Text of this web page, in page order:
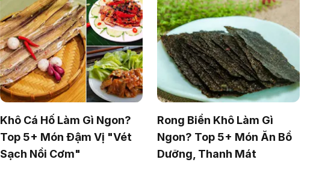
Khô Cá Hố Làm Gì Ngon?
Top 5+ Món Đậm Vị "Vét
Sạch Nồi Cơm"
Rong Biển Khô Làm Gì
Ngon? Top 5+ Món Ăn Bổ
Dưỡng, Thanh Mát